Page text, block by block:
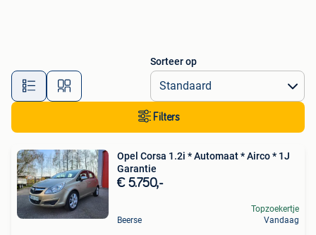
Sorteer op
Filters
Opel Corsa 1.2i * Automaat * Airco * 1J
Garantie
€ 5.750,-
Beerse
Topzoekertje
Vandaag